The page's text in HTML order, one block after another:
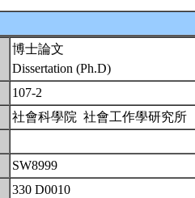
博士論文
Dissertation (Ph.D)
107-2
社會科學院 社會工作學研究所
SW8999
330 D0010